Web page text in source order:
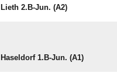
Lieth 2.B-Jun. (A2)
Haseldorf 1.B-Jun. (A1)